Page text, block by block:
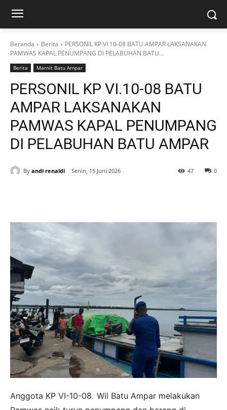
Beranda Berita
PERSONIL KP VI.10-08 BATU AMPAR LAKSANAKAN
PAMWAS KAPAL PENUMPANG DI PELABUHAN BATU...
Berita Marnit Batu Ampar
PERSONIL KP VI.10-08 BATU
AMPAR LAKSANAKAN
PAMWAS KAPAL PENUMPANG
DI PELABUHAN BATU AMPAR
By andi renaldi Senin, 15 Juni 2026 0
47
Anggota KP VI-10-08 Wil Batu Ampar melakukan